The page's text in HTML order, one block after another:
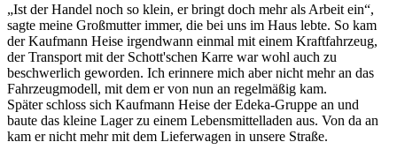
Ist der Handel noch so klein, er bringt doch mehr als Arbeit ein ,
sagte meine Großmutter immer, die bei uns im Haus lebte. So kam
der Kaufmann Heise irgendwann einmal mit einem Kraftfahrzeug,
der Transport mit der Schott'schen Karre war wohl auch zu
beschwerlich geworden. Ich erinnere mich aber nicht mehr an das
Fahrzeugmodell, mit dem er von nun an regelmäßig kam.
Später schloss sich Kaufmann Heise der Edeka-Gruppe an und
baute das kleine Lager zu einem Lebensmittelladen aus. Von da an
kam er nicht mehr mit dem Lieferwagen in unsere Straße.